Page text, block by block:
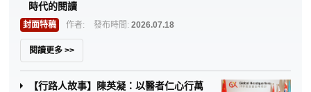
時代的閱讀
封面特稿 作者: 發布時間: 2026.07.18
閱讀更多 >>
【行路人故事】陳英凝：以醫者仁心行萬